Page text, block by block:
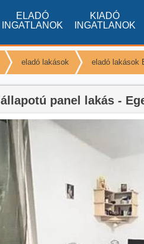
ELADÓ
INGATLANOK
KIADÓ
INGATLANOK
eladó lakások eladó lakások
panel lakás -